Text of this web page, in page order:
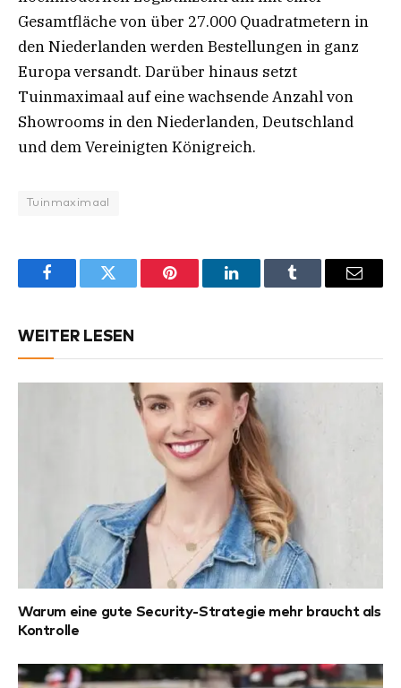
Gesamtfläche von über 27.000 Quadratmetern in
den Niederlanden werden Bestellungen in ganz
Europa versandt. Darüber hinaus setzt
Tuinmaximaal auf eine wachsende Anzahl von
Showrooms in den Niederlanden, Deutschland
und dem Vereinigten Königreich.
Tuinmaximaal
FacebookTwitter Pinterest LinkedInTumblr Email
WEITER LESEN
Warum eine gute Security-Strategie mehr braucht als
Kontrolle